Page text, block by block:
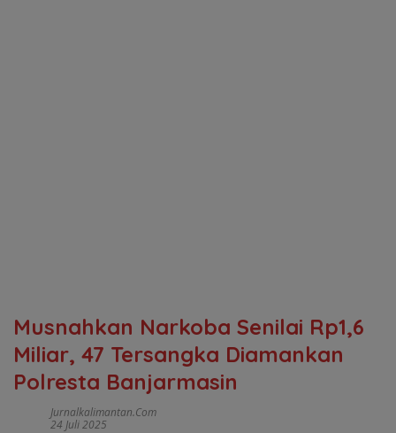
Musnahkan Narkoba Senilai Rp1,6
Miliar, 47 Tersangka Diamankan
Polresta Banjarmasin
Jurnalkalimantan.com
24 Juli 2025